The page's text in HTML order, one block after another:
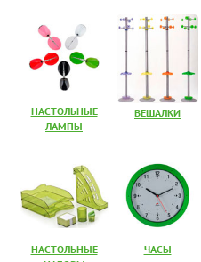
НАСТОЛЬНЫЕ
ЛАМПЫ
ВЕШАЛКИ
НАСТОЛЬНЫЕ
ЧАСЫ